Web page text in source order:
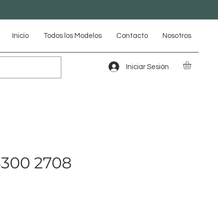
Inicio Todos los Modelos Contacto Nosotros
Iniciar Sesión
2708